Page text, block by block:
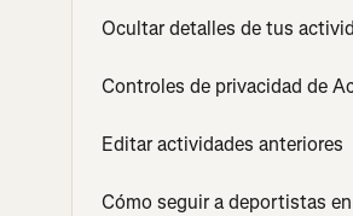
Ocultar detalles de tus
Controles de privacidad de
Editar actividades anteriores
Cómo seguir a deportistas